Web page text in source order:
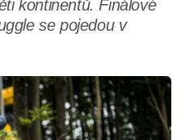
kontinentů. Finálové
se pojedou v